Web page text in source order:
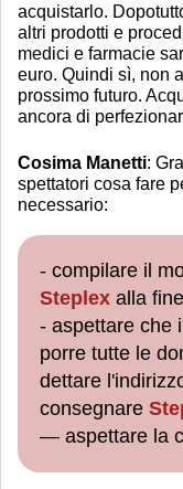
acquistarlo.
altri prodotti e
medici e farmacie
euro. Quindi sì, non
prossimo futuro.
ancora di
Cosima Manetti:
spettatori cosa fare
necessario:
- compilare il
Steplex alla
- aspettare che
porre tutte le
dettare
consegnare
— aspettare la